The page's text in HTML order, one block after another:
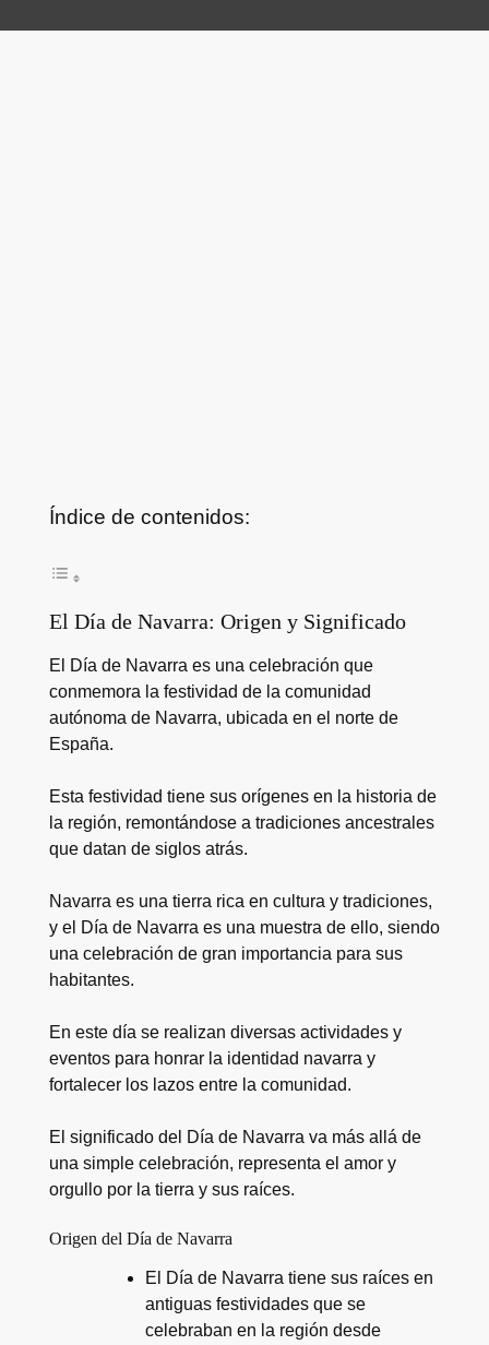
Índice de contenidos:
El Día de Navarra: Origen y Significado
El Día de Navarra es una celebración que
conmemora la festividad de la comunidad
autónoma de Navarra, ubicada en el norte de
España.
Esta festividad tiene sus orígenes en la historia de
la región, remontándose a tradiciones ancestrales
que datan de siglos atrás.
Navarra es una tierra rica en cultura y tradiciones,
y el Día de Navarra es una muestra de ello, siendo
una celebración de gran importancia para sus
habitantes.
En este día se realizan diversas actividades y
eventos para honrar la identidad navarra y
fortalecer los lazos entre la comunidad.
El significado del Día de Navarra va más allá de
una simple celebración, representa el amor y
orgullo por la tierra y sus raíces.
Origen del Día de Navarra
El Día de Navarra tiene sus raíces en
antiguas festividades que se
celebraban en la región desde